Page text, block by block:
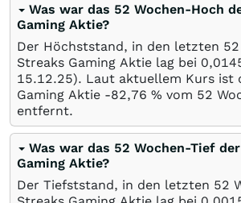
Was war das 52 Wochen-Hoch
Gaming Aktie?
Der Höchststand, in den letzten 52
Streaks Gaming Aktie lag bei
15.12.25). Laut aktuellem Kurs ist
Gaming Aktie -82,76 % vom 52
entfernt.
Was war das 52 Wochen-Tief
Gaming Aktie?
Der Tiefststand, in den letzten 52